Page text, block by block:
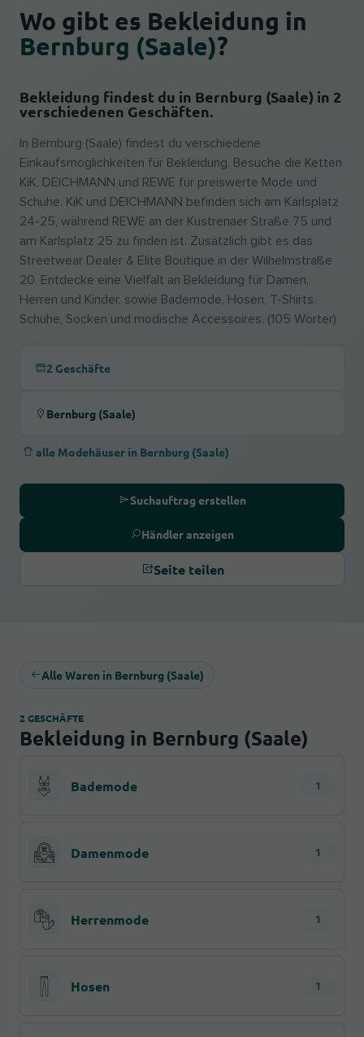
Wo gibt es Bekleidung in
Bernburg (Saale)?
Bekleidung findest du in Bernburg (Saale) in 2
verschiedenen Geschäften.
In Bernburg (Saale) findest du verschiedene
Einkaufsmöglichkeiten für Bekleidung. Besuche die Ketten
KiK, DEICHMANN und REWE für preiswerte Mode und
Schuhe. KiK und DEICHMANN befinden sich am Karlsplatz
24-25, während REWE an der Kustrenaer Straße 75 und
am Karlsplatz 25 zu finden ist. Zusätzlich gibt es das
Streetwear Dealer & Elite Boutique in der Wilhelmstraße
20. Entdecke eine Vielfalt an Bekleidung für Damen,
Herren und Kinder, sowie Bademode, Hosen, T-Shirts,
Schuhe, Socken und modische Accessoires. (105 Wörter)
2 Geschäfte
Bernburg (Saale)
alle Modehäuser in Bernburg (Saale)
Suchauftrag erstellen
Händler anzeigen
Seite teilen
Alle Waren in Bernburg (Saale)
2 GESCHÄFTE
Bekleidung in Bernburg (Saale)
Bademode 1
Damenmode 1
Herrenmode 1
Hosen 1